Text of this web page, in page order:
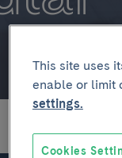
This site uses
enable or limit
settings.
Cookies